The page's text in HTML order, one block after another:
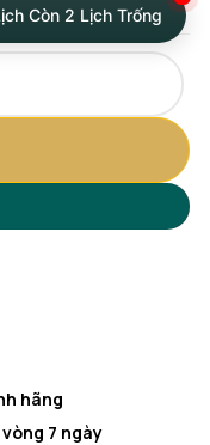
hãng
7 ngày
Còn 2 Lịch Trống